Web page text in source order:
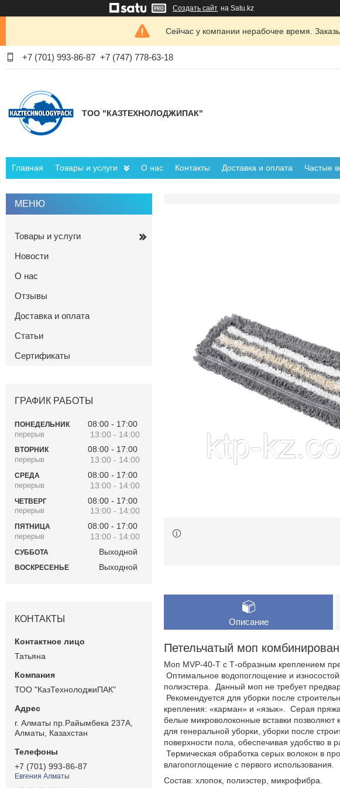
Создать сайт на Satu.kz
Сейчас у компании нерабочее время.
+7 (701) 993-86-87 +7 (747) 778-63-18
ТОО "КАЗТЕХНОЛОДЖИПАК"
Главная Товары и услуги О нас Контакты Доставка и оплата Частые
Описание
Петельчатый моп
Моп MVP-40-Т с Т-образным креплением
Оптимальное водопоглощение и
полиэстера. Данный моп не требует
Рекомендуется для уборки после
крепления: «карман» и «язык». Серая пряжа
белые микроволоконные вставки позволяют
для генеральной уборки, уборки после
поверхности пола, обеспечивая удобство в
Термическая обработка серых волокон в
влагопоглощение с первого использования.
Состав: хлопок, полиэстер, микрофибра.
Товары и услуги
Новости
О нас
Отзывы
Доставка и оплата
Статьи
Сертификаты
ГРАФИК РАБОТЫ
ПОНЕДЕЛЬНИК 08:00
17:00
13:00
14:00
ВТОРНИК 08:00
17:00
13:00
14:00
СРЕДА 08:00
17:00
13:00
14:00
ЧЕТВЕРГ 08:00
17:00
13:00
14:00
ПЯТНИЦА 08:00
17:00
13:00
14:00
СУББОТА Выходной
ВОСКРЕСЕНЬЕ Выходной
КОНТАКТЫ
Татьяна
ТОО "КазТехнолоджиПАК"
г. Алматы пр.Райымбека 237А,
Алматы, Казахстан
+7 (701) 993-86-87
Евгения Алматы